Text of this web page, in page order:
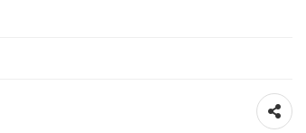
공유하기